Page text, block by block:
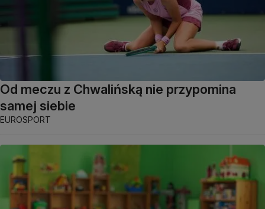
Od meczu z Chwalińską nie przypomina
samej siebie
EUROSPORT